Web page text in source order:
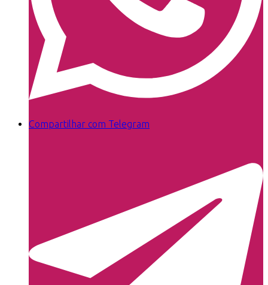
Compartilhar com Telegram